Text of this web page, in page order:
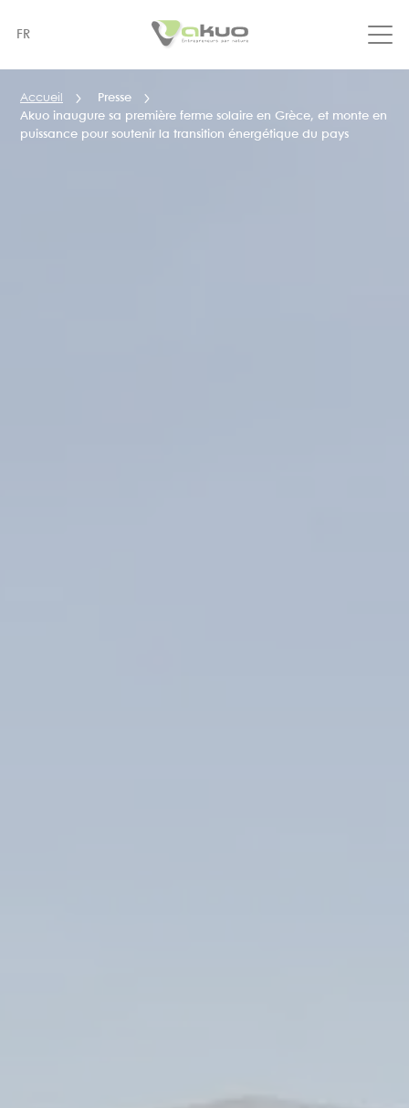
principal
FR
Accueil
Presse
Akuo inaugure sa première ferme solaire en Grèce, et monte en
puissance pour soutenir la transition énergétique du pays